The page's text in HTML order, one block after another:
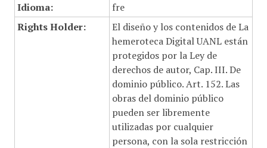
Idioma:
fre
Rights Holder:
El diseño y los contenidos de La
hemeroteca Digital UANL están
protegidos por la Ley de
derechos de autor, Cap. III. De
dominio público. Art. 152. Las
obras del dominio público
pueden ser libremente
utilizadas por cualquier
persona, con la sola restricción